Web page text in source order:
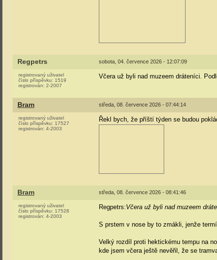
Regpetrs sobota, 04. července 2026 - 12:07:09
registrovaný uživatel
číslo příspěvku: 1519
registrován: 2-2007
Včera už byli nad muzeem dráteníci.
Bram středa, 08. července 2026 - 07:44:14
registrovaný uživatel
číslo příspěvku: 17527
registrován: 4-2003
Řekl bych, že příští týden se budou
Bram středa, 08. července 2026 - 08:41:46
registrovaný uživatel
číslo příspěvku: 17528
registrován: 4-2003
Regpetrs:Včera už byli nad muzeem
S prstem v nose by to zmákli, jenže
Velký rozdíl proti hektickému tempu na
kde jsem včera ještě nevěřil, že se